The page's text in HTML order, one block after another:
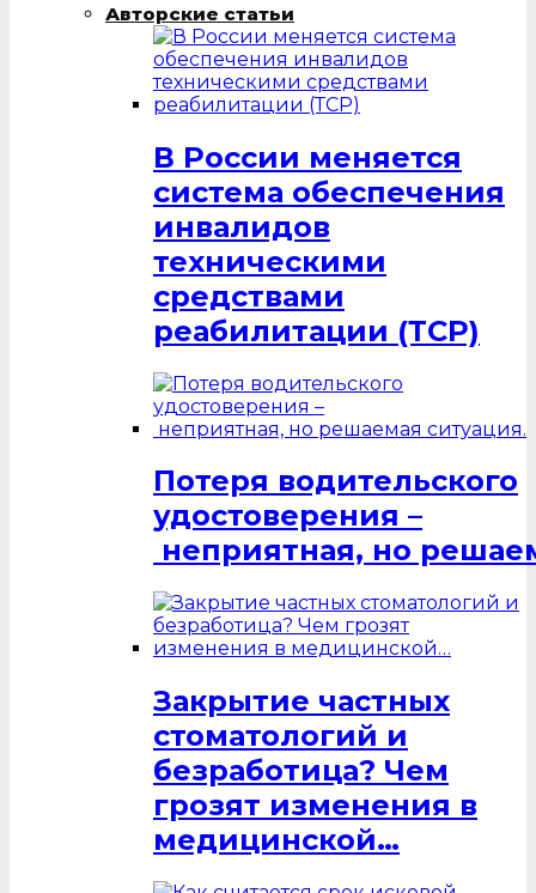
Авторские статьи
В России меняется
система обеспечения
инвалидов
техническими
средствами
реабилитации (ТСР)
Потеря водительского
удостоверения –
неприятная, но
Закрытие частных
стоматологий и
безработица? Чем
грозят изменения в
медицинской…